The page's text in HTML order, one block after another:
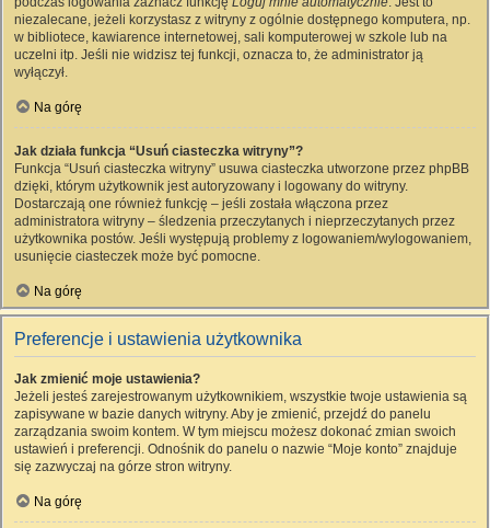
niezalecane, jeżeli korzystasz z witryny z ogólnie dostępnego komputera, np.
w bibliotece, kawiarence internetowej, sali komputerowej w szkole lub na
uczelni itp. Jeśli nie widzisz tej funkcji, oznacza to, że administrator ją
wyłączył.
Na górę
Jak działa funkcja “Usuń ciasteczka witryny”?
Funkcja “Usuń ciasteczka witryny” usuwa ciasteczka utworzone przez phpBB
dzięki, którym użytkownik jest autoryzowany i logowany do witryny.
Dostarczają one również funkcję – jeśli została włączona przez
administratora witryny – śledzenia przeczytanych i nieprzeczytanych przez
użytkownika postów. Jeśli występują problemy z logowaniem/wylogowaniem,
usunięcie ciasteczek może być pomocne.
Na górę
Preferencje i ustawienia użytkownika
Jak zmienić moje ustawienia?
Jeżeli jesteś zarejestrowanym użytkownikiem, wszystkie twoje ustawienia są
zapisywane w bazie danych witryny. Aby je zmienić, przejdź do panelu
zarządzania swoim kontem. W tym miejscu możesz dokonać zmian swoich
ustawień i preferencji. Odnośnik do panelu o nazwie “Moje konto” znajduje
się zazwyczaj na górze stron witryny.
Na górę